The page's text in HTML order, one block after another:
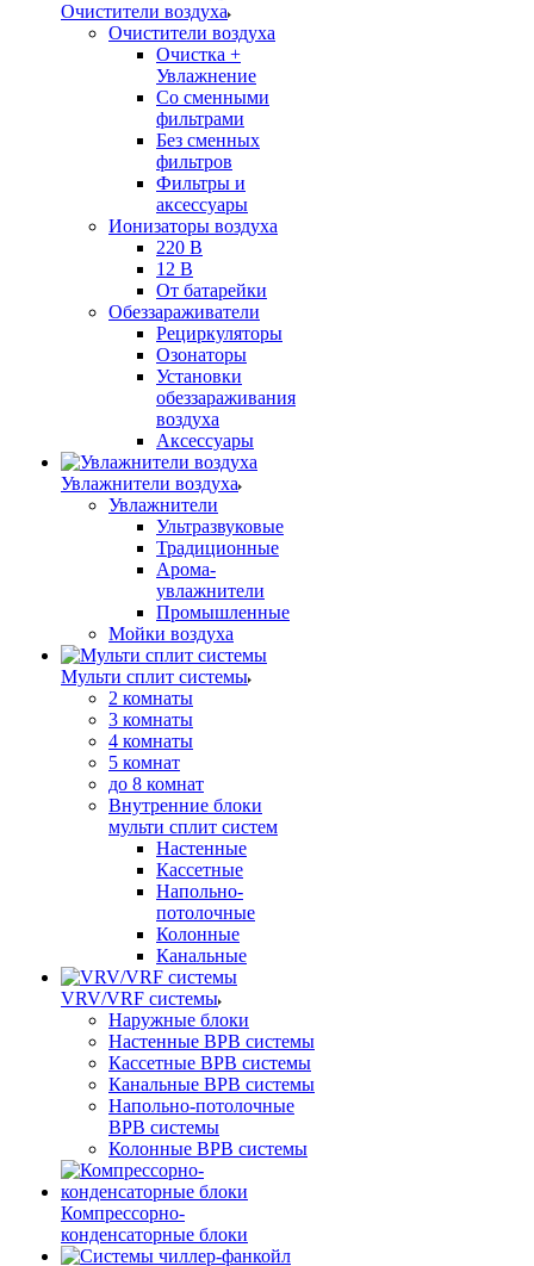
Очистители воздуха
Очистители воздуха
Очистка +
Увлажнение
Cо сменными
фильтрами
Без сменных
фильтров
Фильтры и
аксессуары
Ионизаторы воздуха
220 В
12 В
От батарейки
Обеззараживатели
Рециркуляторы
Озонаторы
Установки
обеззараживания
воздуха
Аксессуары
Увлажнители воздуха
Увлажнители
Ультразвуковые
Традиционные
Арома-
увлажнители
Промышленные
Мойки воздуха
Мульти сплит системы
2 комнаты
3 комнаты
4 комнаты
5 комнат
до 8 комнат
Внутренние блоки
мульти сплит систем
Настенные
Кассетные
Напольно-
потолочные
Колонные
Канальные
VRV/VRF системы
Наружные блоки
Настенные ВРВ системы
Кассетные ВРВ системы
Канальные ВРВ системы
Напольно-потолочные
ВРВ системы
Колонные ВРВ системы
Компрессорно-
конденсаторные блоки